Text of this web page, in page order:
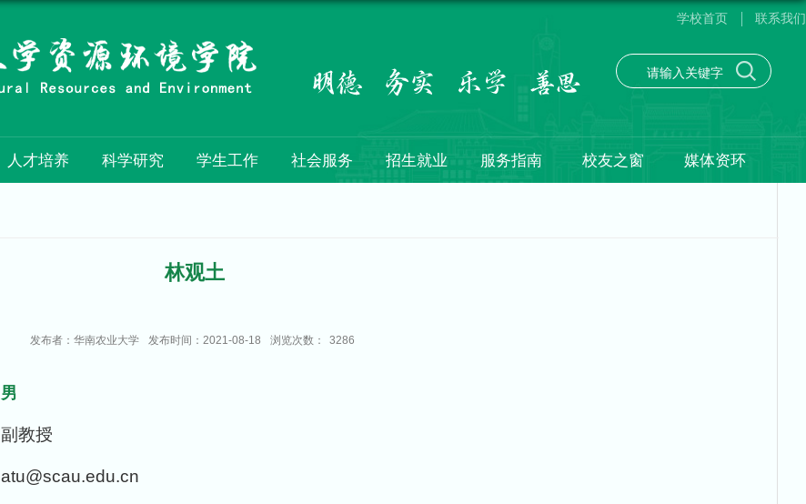
学校首页 联系我们
人才培养 科学研究 学生工作 社会服务 招生就业 服务指南 校友之窗 媒体资环
林观土
发布者：华南农业大学 发布时间：2021-08-18 浏览次数： 3286
男
副教授
atu@scau.edu.cn